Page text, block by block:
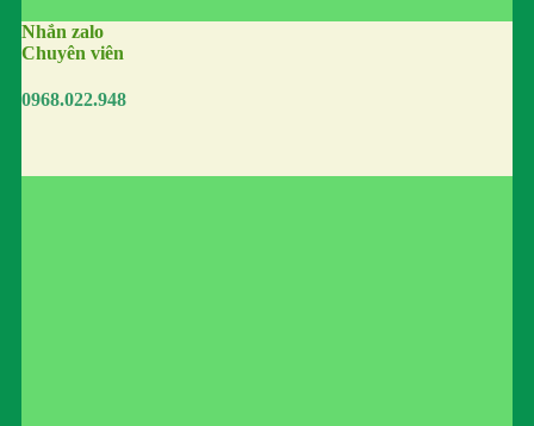
Nhắn zalo
Chuyên viên
0968.022.948